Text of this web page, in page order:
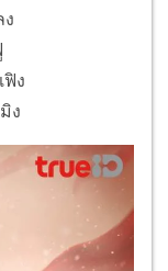
ฟิง
ง